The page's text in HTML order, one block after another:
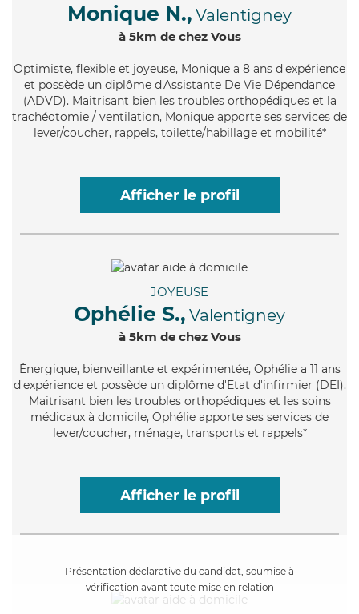
Monique N., Valentigney
à 5km de chez Vous
Optimiste, flexible et joyeuse, Monique a 8 ans d'expérience
et possède un diplôme d'Assistante De Vie Dépendance
(ADVD). Maitrisant bien les troubles orthopédiques et la
trachéotomie / ventilation, Monique apporte ses services de
lever/coucher, rappels, toilette/habillage et mobilité*
Afficher le profil
JOYEUSE
Ophélie S., Valentigney
à 5km de chez Vous
Énergique, bienveillante et expérimentée, Ophélie a 11 ans
d'expérience et possède un diplôme d'Etat d'infirmier (DEI).
Maitrisant bien les troubles orthopédiques et les soins
médicaux à domicile, Ophélie apporte ses services de
lever/coucher, ménage, transports et rappels*
Afficher le profil
Présentation déclarative du candidat, soumise à
vérification avant toute mise en relation